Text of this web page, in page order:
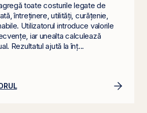
toate costurile legate de
întreținere, utilități, curățenie,
Utilizatorul introduce valorile
iar unealta calculează
Rezultatul ajută la înț...